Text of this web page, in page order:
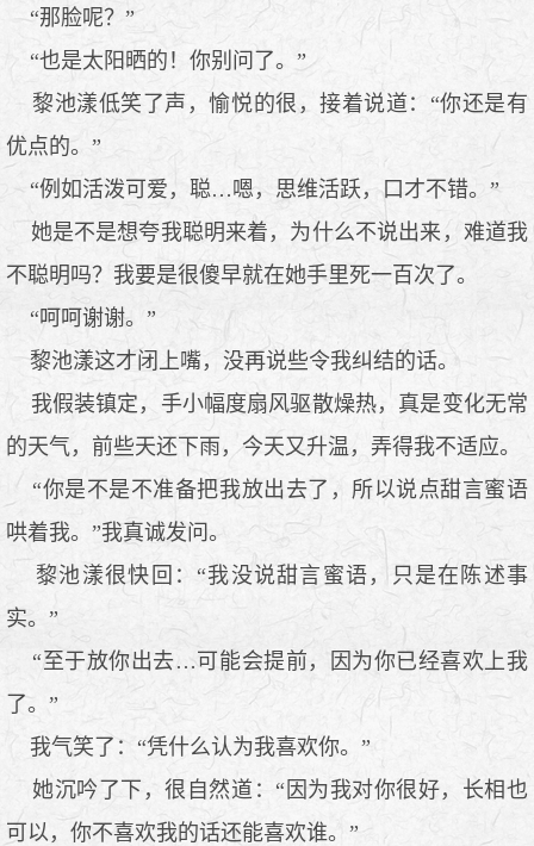
“那脸呢？”
“也是太阳晒的！你别问了。”
黎池漾低笑了声，愉悦的很，接着说道：“你还是有
优点的。”
“例如活泼可爱，聪…嗯，思维活跃，口才不错。”
她是不是想夸我聪明来着，为什么不说出来，难道我
不聪明吗？我要是很傻早就在她手里死一百次了。
“呵呵谢谢。”
黎池漾这才闭上嘴，没再说些令我纠结的话。
我假装镇定，手小幅度扇风驱散燥热，真是变化无常
的天气，前些天还下雨，今天又升温，弄得我不适应。
“你是不是不准备把我放出去了，所以说点甜言蜜语
哄着我。”我真诚发问。
黎池漾很快回：“我没说甜言蜜语，只是在陈述事
实。”
“至于放你出去…可能会提前，因为你已经喜欢上我
了。”
我气笑了：“凭什么认为我喜欢你。”
她沉吟了下，很自然道：“因为我对你很好，长相也
可以，你不喜欢我的话还能喜欢谁。”